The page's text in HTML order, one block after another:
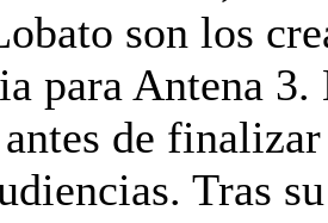
son los
para Antena
de
Tras